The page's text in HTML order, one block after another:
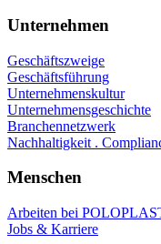
Unternehmen
Geschäftszweige
Geschäftsführung
Unternehmenskultur
Unternehmensgeschichte
Branchennetzwerk
Nachhaltigkeit .
Menschen
Arbeiten bei
Jobs & Karriere